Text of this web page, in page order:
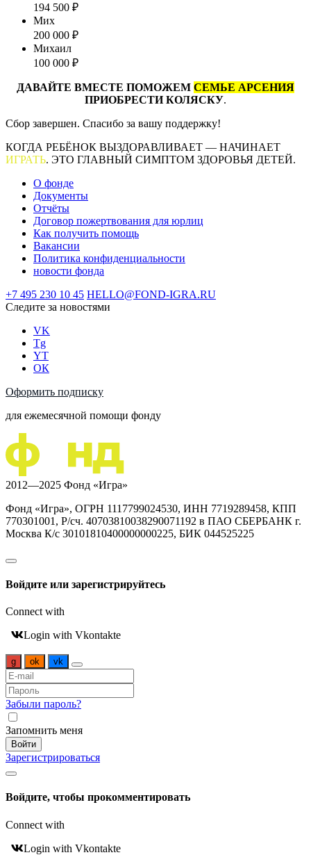
194 500 ₽
Мих
200 000 ₽
Михаил
100 000 ₽
ДАВАЙТЕ ВМЕСТЕ ПОМОЖЕМ СЕМЬЕ АРСЕНИЯ
ПРИОБРЕСТИ КОЛЯСКУ.
Сбор завершен. Спасибо за вашу поддержку!
КОГДА РЕБЁНОК ВЫЗДОРАВЛИВАЕТ — НАЧИНАЕТ
ИГРАТЬ. ЭТО ГЛАВНЫЙ СИМПТОМ ЗДОРОВЬЯ ДЕТЕЙ.
О фонде
Документы
Отчёты
Договор пожертвования для юрлиц
Как получить помощь
Вакансии
Политика конфиденциальности
новости фонда
+7 495 230 10 45 HELLO@FOND-IGRA.RU
Следите за новостями
VK
Tg
YT
ОК
Оформить подписку
для ежемесячной помощи фонду
2012—2025 Фонд «Игра»
Фонд «Игра», ОГРН 1117799024530, ИНН 7719289458, КПП
770301001, Р/сч. 40703810038290071192 в ПАО СБЕРБАНК г.
Москва К/с 30101810400000000225, БИК 044525225
Войдите или зарегистрируйтесь
Connect with
Login with Vkontakte
g ok vk
Забыли пароль?
Запомнить меня
Войти
Зарегистрироваться
Войдите, чтобы прокомментировать
Connect with
Login with Vkontakte